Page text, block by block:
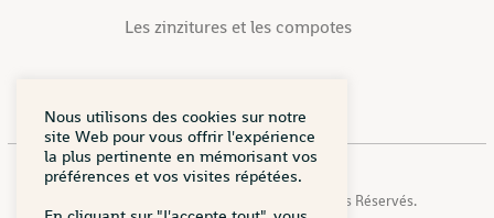
Les zinzitures et les compotes
Copyright © 2026 Mamie Zinzin. Tous Droits Réservés.
Nous utilisons des cookies sur notre
site Web pour vous offrir l'expérience
la plus pertinente en mémorisant vos
préférences et vos visites répétées.